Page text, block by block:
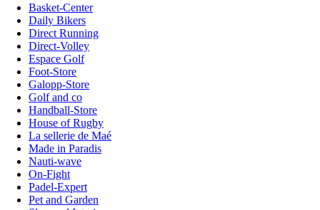
Basket-Center
Daily Bikers
Direct Running
Direct-Volley
Espace Golf
Foot-Store
Galopp-Store
Golf and co
Handball-Store
House of Rugby
La sellerie de Maé
Made in Paradis
Nauti-wave
On-Fight
Padel-Expert
Pet and Garden